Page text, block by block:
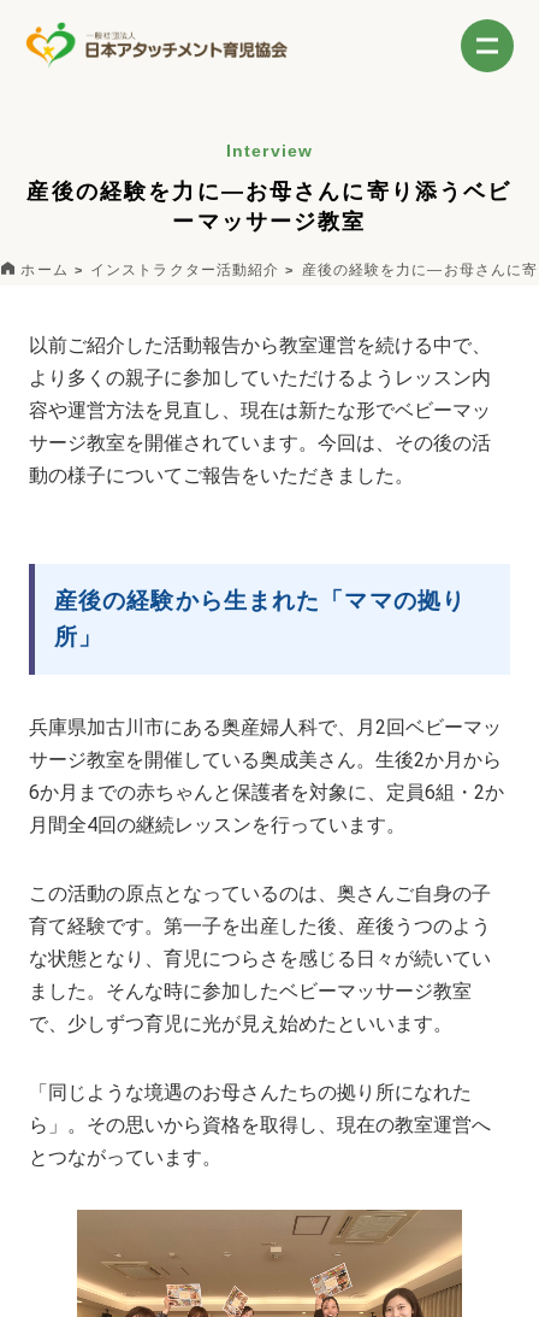
Interview
産後の経験を力に―お母さんに寄り添うベビ
ーマッサージ教室
ホーム インストラクター活動紹介 産後の経験を力に―お母さんに
以前ご紹介した活動報告から教室運営を続ける中で、
より多くの親子に参加していただけるようレッスン内
容や運営方法を見直し、現在は新たな形でベビーマッ
サージ教室を開催されています。今回は、その後の活
動の様子についてご報告をいただきました。
産後の経験から生まれた「ママの拠り
所」
兵庫県加古川市にある奥産婦人科で、月2回ベビーマッ
サージ教室を開催している奥成美さん。生後2か月から
6か月までの赤ちゃんと保護者を対象に、定員6組・2か
月間全4回の継続レッスンを行っています。
この活動の原点となっているのは、奥さんご自身の子
育て経験です。第一子を出産した後、産後うつのよう
な状態となり、育児につらさを感じる日々が続いてい
ました。そんな時に参加したベビーマッサージ教室
で、少しずつ育児に光が見え始めたといいます。
「同じような境遇のお母さんたちの拠り所になれた
ら」。その思いから資格を取得し、現在の教室運営へ
とつながっています。